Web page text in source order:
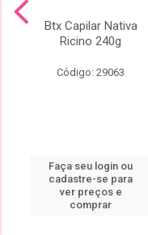
Btx Capilar Nativa
Ricino 240g
Código: 29063
Faça seu login ou
cadastre-se para
ver preços e
comprar